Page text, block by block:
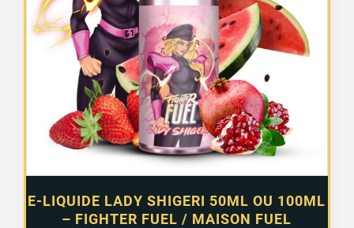
E-LIQUIDE LADY SHIGERI 50ML OU 100ML
– FIGHTER FUEL / MAISON FUEL
12,90 €
à
15,99 €